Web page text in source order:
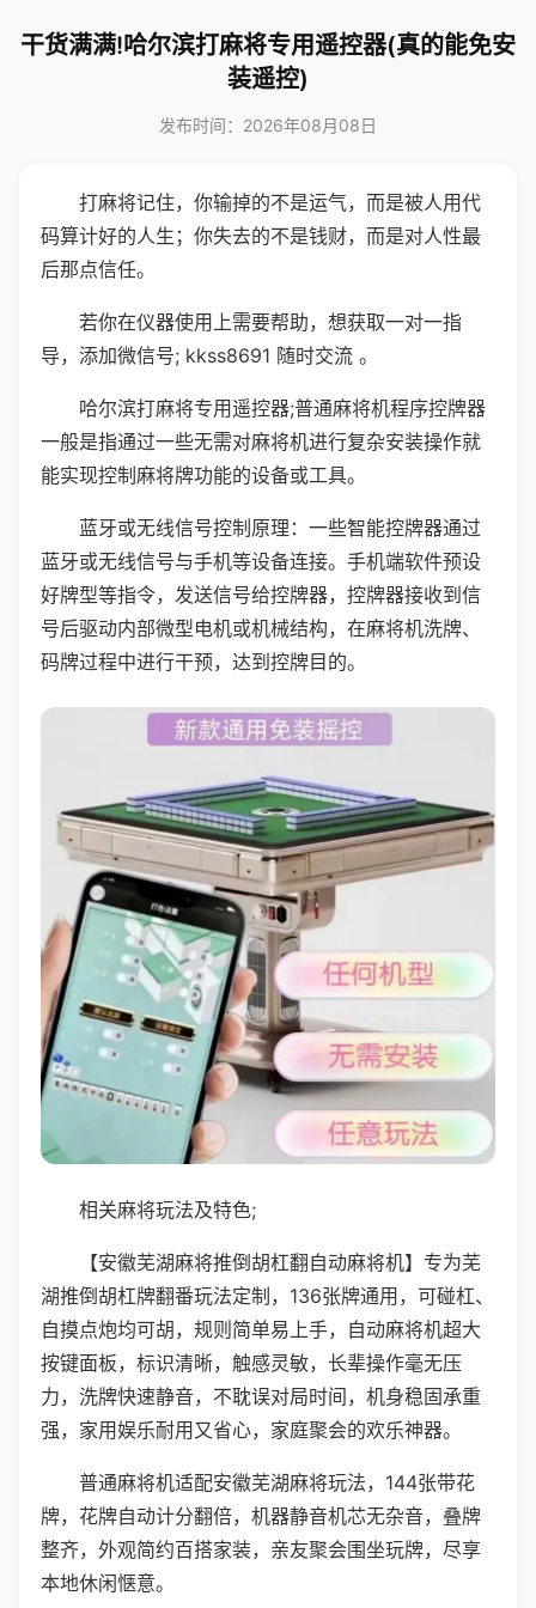
干货满满!哈尔滨打麻将专用遥控器(真的能免安
装遥控)
发布时间：2026年08月08日
打麻将记住，你输掉的不是运气，而是被人用代
码算计好的人生；你失去的不是钱财，而是对人性最
后那点信任。
若你在仪器使用上需要帮助，想获取一对一指
导，添加微信号; kkss8691 随时交流 。
哈尔滨打麻将专用遥控器;普通麻将机程序控牌器
一般是指通过一些无需对麻将机进行复杂安装操作就
能实现控制麻将牌功能的设备或工具。
蓝牙或无线信号控制原理：一些智能控牌器通过
蓝牙或无线信号与手机等设备连接。手机端软件预设
好牌型等指令，发送信号给控牌器，控牌器接收到信
号后驱动内部微型电机或机械结构，在麻将机洗牌、
码牌过程中进行干预，达到控牌目的。
相关麻将玩法及特色;
【安徽芜湖麻将推倒胡杠翻自动麻将机】专为芜
湖推倒胡杠牌翻番玩法定制，136张牌通用，可碰杠、
自摸点炮均可胡，规则简单易上手，自动麻将机超大
按键面板，标识清晰，触感灵敏，长辈操作毫无压
力，洗牌快速静音，不耽误对局时间，机身稳固承重
强，家用娱乐耐用又省心，家庭聚会的欢乐神器。
普通麻将机适配安徽芜湖麻将玩法，144张带花
牌，花牌自动计分翻倍，机器静音机芯无杂音，叠牌
整齐，外观简约百搭家装，亲友聚会围坐玩牌，尽享
本地休闲惬意。